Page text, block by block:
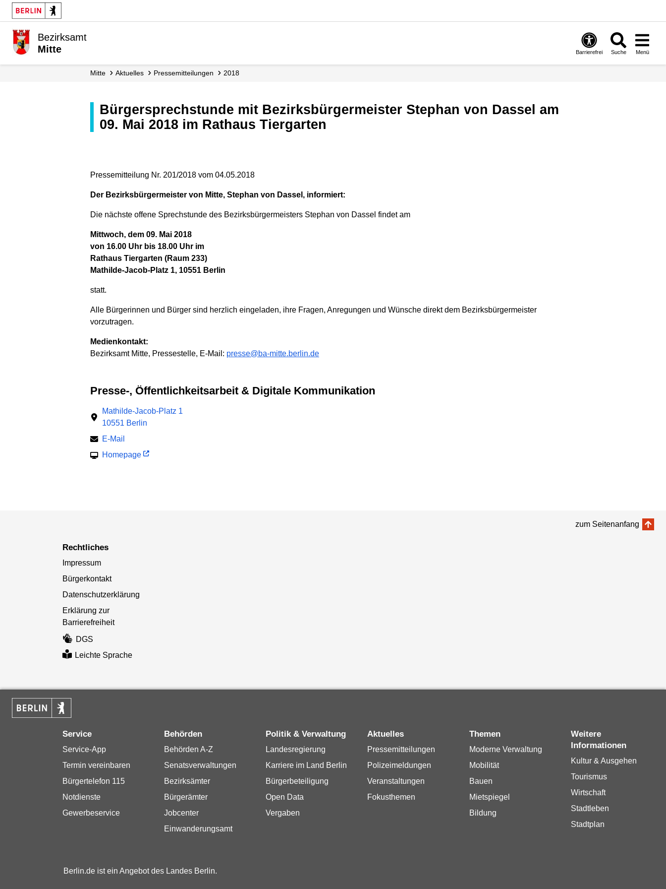
Bezirksamt
Mitte
Barrierefrei Suche Menü
Mitte Aktuelles Presse­mitteilungen 2018
Bürgersprechstunde mit Bezirksbürgermeister Stephan von Dassel am
09. Mai 2018 im Rathaus Tiergarten
Pressemitteilung Nr. 201/2018 vom 04.05.2018
Der Bezirksbürgermeister von Mitte, Stephan von Dassel, informiert:
Die nächste offene Sprechstunde des Bezirksbürgermeisters Stephan von Dassel findet am
Mittwoch, dem 09. Mai 2018
von 16.00 Uhr bis 18.00 Uhr im
Rathaus Tiergarten (Raum 233)
Mathilde-Jacob-Platz 1, 10551 Berlin
statt.
Alle Bürgerinnen und Bürger sind herzlich eingeladen, ihre Fragen, Anregungen und Wünsche direkt dem Bezirksbürgermeister
vorzutragen.
Medienkontakt:
Bezirksamt Mitte, Pressestelle, E-Mail: presse@ba-mitte.berlin.de
Presse-, Öffentlichkeitsarbeit & Digitale Kommunikation
Mathilde-Jacob-Platz 1
10551 Berlin
E-Mail
Homepage
zum Seitenanfang
Rechtliches
Impressum
Bürgerkontakt
Datenschutzerklärung
Erklärung zur
Barrierefreiheit
DGS
Leichte Sprache
Service
Service-App
Termin vereinbaren
Bürgertelefon 115
Notdienste
Gewerbeservice
Behörden
Behörden A-Z
Senatsverwaltungen
Bezirksämter
Bürgerämter
Jobcenter
Einwanderungsamt
Politik & Verwaltung
Landesregierung
Karriere im Land Berlin
Bürgerbeteiligung
Open Data
Vergaben
Aktuelles
Pressemitteilungen
Polizeimeldungen
Veranstaltungen
Fokusthemen
Themen
Moderne Verwaltung
Mobilität
Bauen
Mietspiegel
Bildung
Weitere
Informationen
Kultur & Ausgehen
Tourismus
Wirtschaft
Stadtleben
Stadtplan
Berlin.de ist ein Angebot des Landes Berlin.